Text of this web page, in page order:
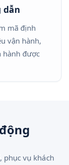
dẫn
mã định
vận hành,
hành được
phục vụ khách